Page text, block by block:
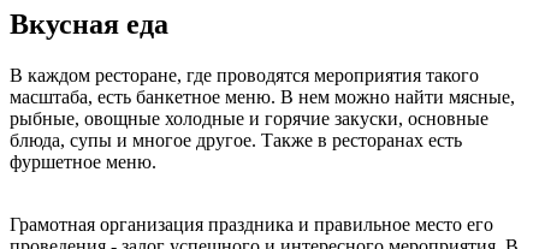
Вкусная еда
В каждом ресторане, где проводятся мероприятия такого
масштаба, есть банкетное меню. В нем можно найти мясные,
рыбные, овощные холодные и горячие закуски, основные
блюда, супы и многое другое. Также в ресторанах есть
фуршетное меню.
Грамотная организация праздника и правильное место его